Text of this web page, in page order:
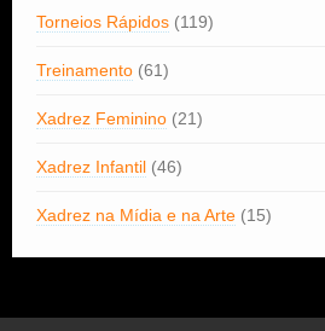
Torneios Rápidos (119)
Treinamento (61)
Xadrez Feminino (21)
Xadrez Infantil (46)
Xadrez na Mídia e na Arte (15)